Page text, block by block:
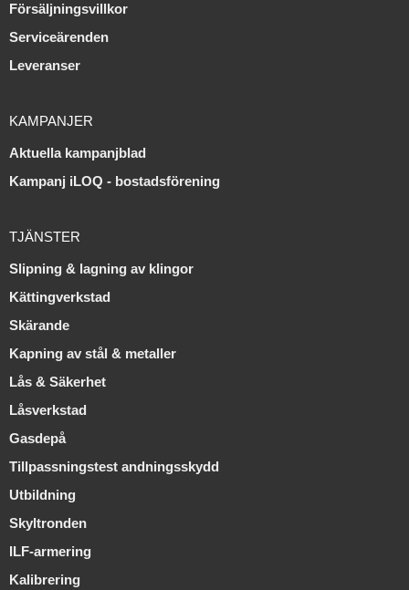
Försäljningsvillkor
Serviceärenden
Leveranser
KAMPANJER
Aktuella kampanjblad
Kampanj iLOQ - bostadsförening
TJÄNSTER
Slipning & lagning av klingor
Kättingverkstad
Skärande
Kapning av stål & metaller
Lås & Säkerhet
Låsverkstad
Gasdepå
Tillpassningstest andningsskydd
Utbildning
Skyltronden
ILF-armering
Kalibrering